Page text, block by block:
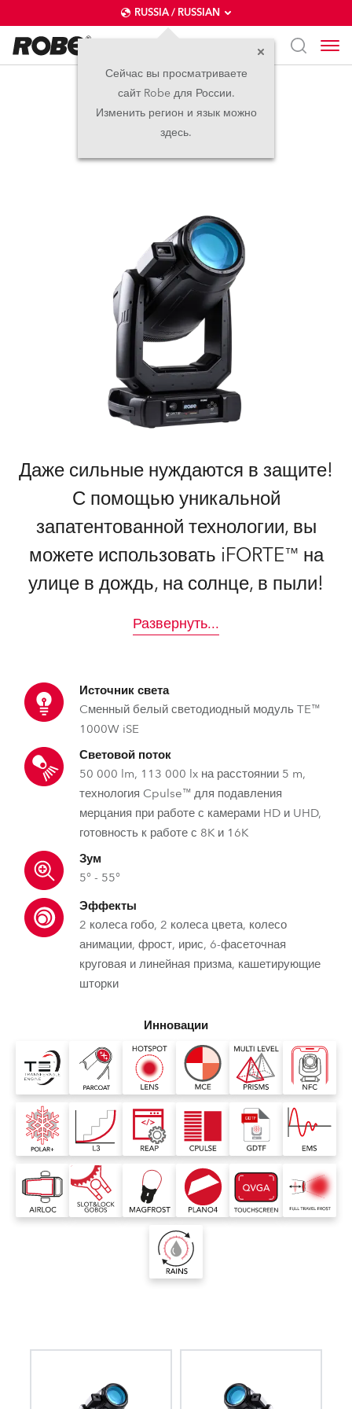
RUSSIA / RUSSIAN
Сейчас вы просматриваете
сайт Robe для России.
Изменить регион и язык можно
здесь.
iFORTE® FS
IP65
Даже сильные нуждаются в защите!
С помощью уникальной
запатентованной технологии, вы
можете использовать iFORTE™ на
улице в дождь, на солнце, в пыли!
Развернуть...
Источник света
Cменный белый светодиодный модуль TE™
1000W iSE
Световой поток
50 000 lm, 113 000 lx на расстоянии 5 m,
технология Cpulse™ для подавления
мерцания при работе с камерами HD и UHD,
готовность к работе с 8K и 16K
Зум
5° - 55°
Эффекты
2 колеса гобо, 2 колеса цвета, колесо
анимации, фрост, ирис, 6-фасеточная
круговая и линейная призма, кашетирующие
шторки
Инновации